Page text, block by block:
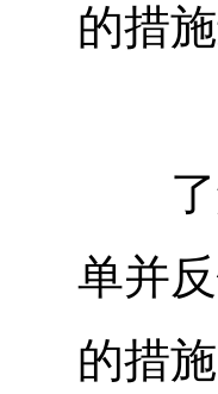
的措
了解
单并
的措